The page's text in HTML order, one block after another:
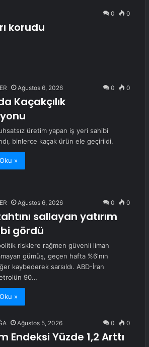
0 0
korudu
Ağustos 6, 2026 0 0
Kaçakçılık
üretim yapan iş yeri sahibi
binlerce kaçak ürün ele geçirildi.
»
Ağustos 6, 2026 0 0
sallayan yatırım
gördü
risklere rağmen güvenli liman
gümüş, geçen hafta %6'nın
kaybederek sarsıldı. ABD-İran
90…
»
Ağustos 5, 2026 0 0
Endeksi Yüzde 1,2 Arttı